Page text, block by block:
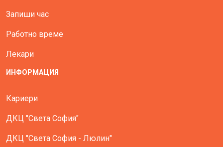
Запиши час
Работно време
Лекари
ИНФОРМАЦИЯ
Кариери
ДКЦ "Света София"
ДКЦ "Света София - Люлин"